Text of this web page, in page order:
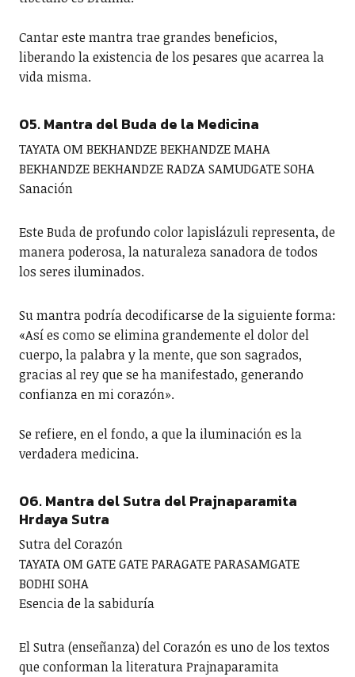
Cantar este mantra trae grandes beneficios,
liberando la existencia de los pesares que acarrea la
vida misma.
05. Mantra del Buda de la Medicina
TAYATA OM BEKHANDZE BEKHANDZE MAHA
BEKHANDZE BEKHANDZE RADZA SAMUDGATE SOHA
Sanación
Este Buda de profundo color lapislázuli representa, de
manera poderosa, la naturaleza sanadora de todos
los seres iluminados.
Su mantra podría decodificarse de la siguiente forma:
«Así es como se elimina grandemente el dolor del
cuerpo, la palabra y la mente, que son sagrados,
gracias al rey que se ha manifestado, generando
confianza en mi corazón».
Se refiere, en el fondo, a que la iluminación es la
verdadera medicina.
06. Mantra del Sutra del Prajnaparamita
Hrdaya Sutra
Sutra del Corazón
TAYATA OM GATE GATE PARAGATE PARASAMGATE
BODHI SOHA
Esencia de la sabiduría
El Sutra (enseñanza) del Corazón es uno de los textos
que conforman la literatura Prajnaparamita